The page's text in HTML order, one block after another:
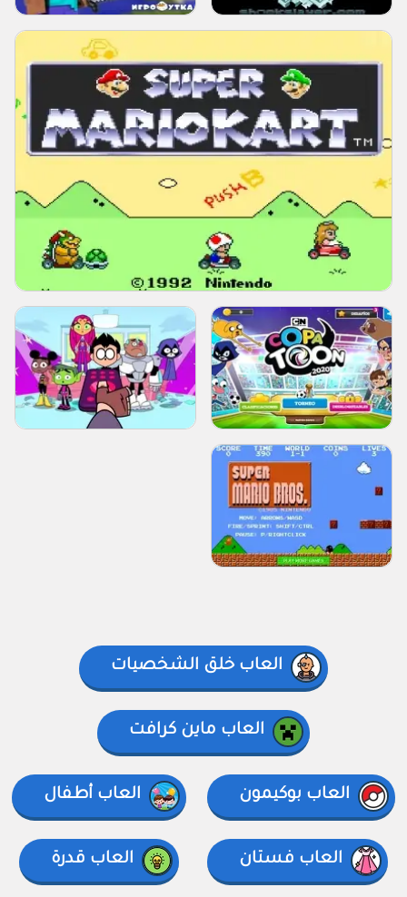
العاب خلق الشخصيات
العاب ماين كرافت
العاب بوكيمون العاب أطفال
العاب فستان العاب قدرة